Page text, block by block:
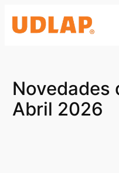
Novedades
Abril 2026